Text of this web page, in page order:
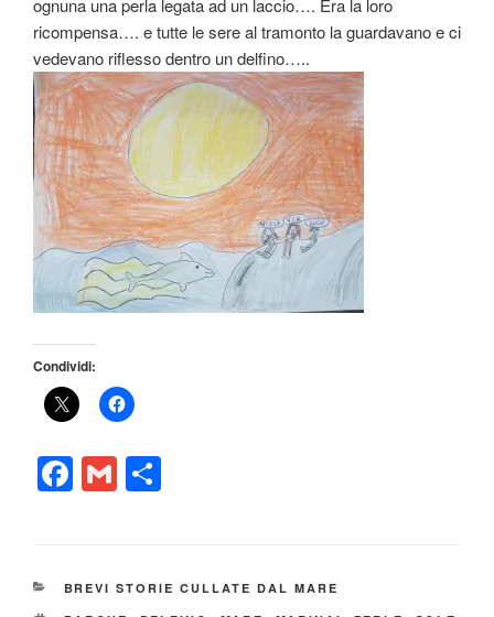
ognuna una perla legata ad un laccio…. Era la loro
ricompensa…. e tutte le sere al tramonto la guardavano e ci
vedevano riflesso dentro un delfino…..
Condividi:
F
e
G
di
CATEGORIE
BREVI STORIE CULLATE DAL MARE